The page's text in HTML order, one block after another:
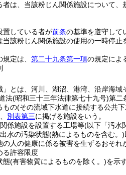
は、当該粉じん関係施設について
置している者が前条の基準を遵守して
該粉じん関係施設の使用の一時停止
規定は、 第二十九条第一項の規定によ
」とは、河川、湖沼、港湾、沿岸海
法(昭和三十三年法律第七十九号)第二
もの(その流域下水道に接続する公共
別表第三に掲げる施設をいう。
係施設を設置する工場等(以下「汚水
水の汚染状態(熱によるものを含む。)
人の健康に係る被害を生ずるおそ
る許容限度
態(有害物質によるものを除く。)を示